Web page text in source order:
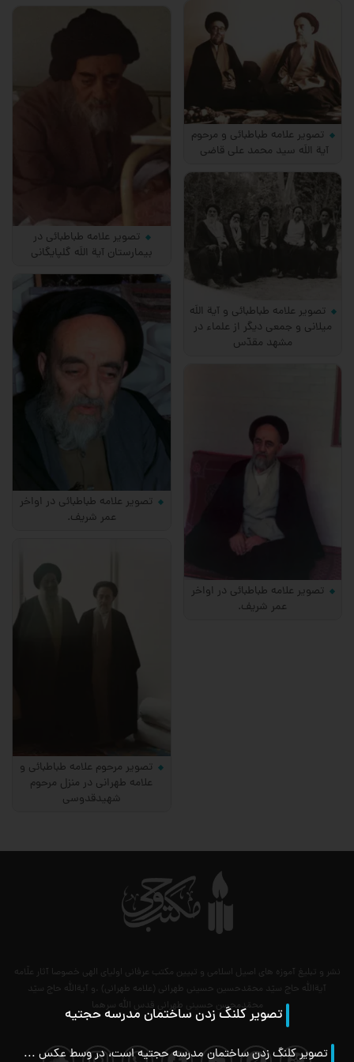
تصویر علامه طباطبائی و مرحوم
آیة اللَه سید محمد علی قاضی
تصویر علامه طباطبائی در
بیمارستان آیة اللَه گلپایگانی
تصویر علامه طباطبائی و آیة اللَه
میلانی و جمعی دیگر از علماء در
مشهد مقدّس
تصویر علامه طباطبائی در اواخر
عمر شریف.
تصویر علامه طباطبائی در اواخر
عمر شریف.
تصویر مرحوم علامه طباطبائی و
علامه طهرانی در منزل مرحوم
شهیدقدوسی
تصویر کلنگ زدن ساختمان مدرسه حجتیه
تصویر کلنگ زدن ساختمان مدرسه حجتیه است، در وسط عکس مرحوم آیة اللَه سید محمدحجّت با قبای سفید بدون عباء ایستاده اند و در کنار ایشان معمار مدرسه درحالیکه نقشه را در دست دارد مشاهده می شود، این نقشه توسط مرحوم علامه طباطبائی رحمة اللَه علیه تهیه شده بود و گویند برای نقشه ساختمان مدرسه حجتیه مهندسین بسیاری گرد آمدند و طرحهای زیادی تهیه کردند که هیچکدام مورد پسند مرحوم آیة اللَه حجت قرار نگرفت تا اینکه علامه طباطبائی نقشه ای کشیدند و آن را به آیة اللَه حجت ارائه دادند و ایشان پذیرفتند.در این عکس مرحوم علامه طهرانی قدس سره با عینک از سمت راست نفر چهارم قرار دارند و علامه طباطبائی در سمت چپ در حالیکه رو به آقای حجت کرده اند دیده می شوند.مرحوم علامه طهرانی قدس سره می فرمودند:در این عکس بزرگواری و ادب و دوری از هوی و بی اعتنائی به شخصیت و جاه در علامه طباطبائی کاملا مشهود است و در حالیکه همه به نحوی مایل به وضوح تصویرشان در عکس می باشند ایشان رو به مرحوم حجت نموده و مایل به نشان دادن چهره خود نمی باشد. رحمة اللَه علیهم رحمة واسعة
نشر و تبلیغ آموزه های اصیل اسلامی و تبیین مکتب عرفانی اولیای الهی خصوصا آثار علّامه
آیةالله حاج سیّد محمّدحسین حسینی طهرانی (علامه طهرانی) .و آیةالله حاج سیّد
محمّدمحسن حسینی طهرانی قدس الله سرهما